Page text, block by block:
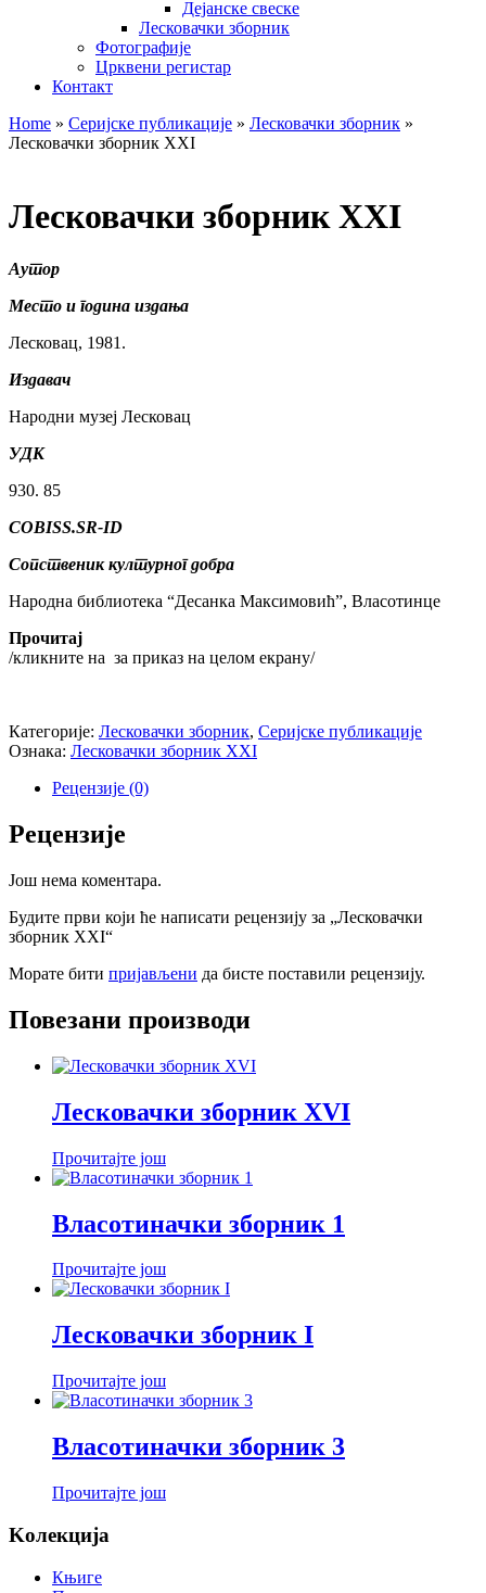
Дејанске свеске
Лесковачки зборник
Фотографије
Црквени регистар
Контакт
Home » Серијске публикације » Лесковачки зборник »
Лесковачки зборник XXI
Лесковачки зборник XXI
Аутор
Место и година издања
Лесковац, 1981.
Издавач
Народни музеј Лесковац
УДК
930. 85
COBISS.SR-ID
Сопственик културног добра
Народна библиотека “Десанка Максимовић”, Власотинце
Прочитај
/кликните на за приказ на целом екрану/
Категорије: Лесковачки зборник, Серијске публикације
Ознака: Лесковачки зборник XXI
Рецензије (0)
Рецензије
Још нема коментара.
Будите први који ће написати рецензију за „Лесковачки
зборник XXI“
Морате бити пријављени да бисте поставили рецензију.
Повезани производи
Лесковачки зборник XVI
Прочитајте још
Власотиначки зборник 1
Прочитајте још
Лесковачки зборник I
Прочитајте још
Власотиначки зборник 3
Прочитајте још
Koлекција
Књиге